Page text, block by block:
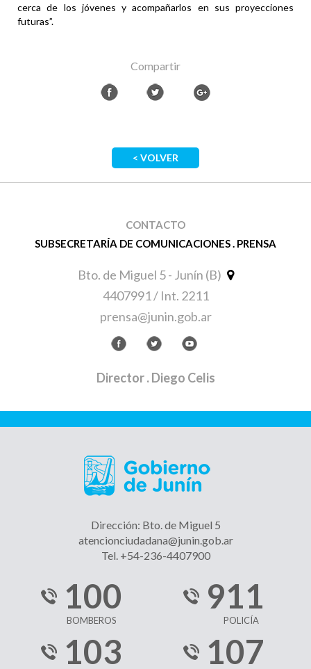
cerca de los jóvenes y acompañarlos en sus proyecciones
futuras”.
Compartir
< VOLVER
CONTACTO
SUBSECRETARÍA DE COMUNICACIONES . PRENSA
Bto. de Miguel 5 - Junín (B)
4407991 / Int. 2211
prensa@junin.gob.ar
Director. Diego Celis
Dirección: Bto. de Miguel 5
atencionciudadana@junin.gob.ar
Tel. +54-236-4407900
100
BOMBEROS
911
POLICÍA
103 107